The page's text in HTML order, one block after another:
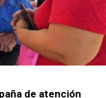
de atención